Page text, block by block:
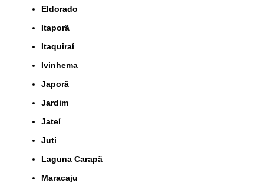
Eldorado
Itaporã
Itaquiraí
Ivinhema
Japorã
Jardim
Jateí
Juti
Laguna Carapã
Maracaju